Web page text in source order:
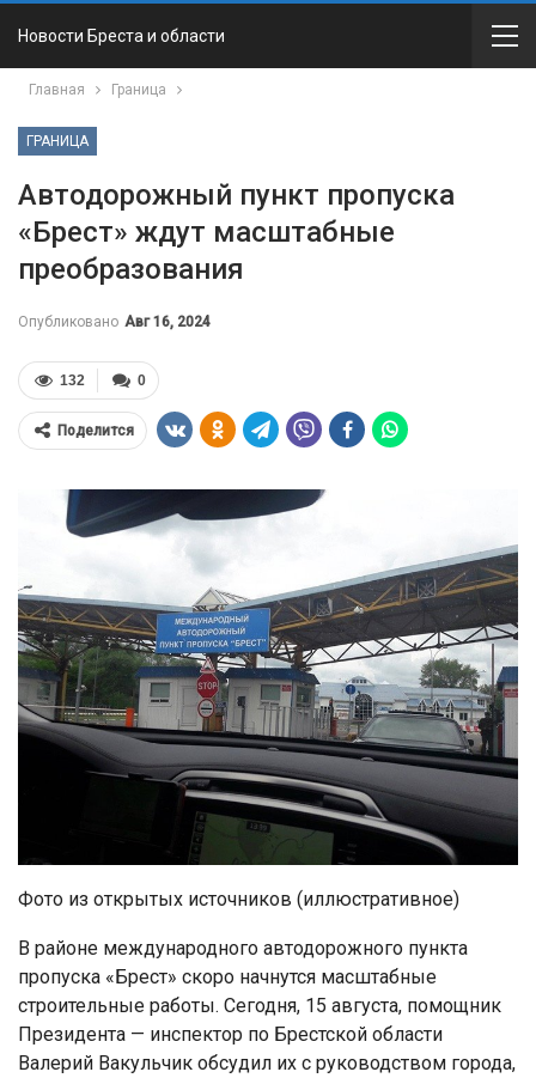
Новости Бреста и области
Главная Граница
ГРАНИЦА
Автодорожный пункт пропуска
«Брест» ждут масштабные
преобразования
Опубликовано Авг 16, 2024
0
132
Поделится
Фото из открытых источников (иллюстративное)
В районе международного автодорожного пункта
пропуска «Брест» скоро начнутся масштабные
строительные работы. Сегодня, 15 августа, помощник
Президента — инспектор по Брестской области
Валерий Вакульчик обсудил их с руководством города,